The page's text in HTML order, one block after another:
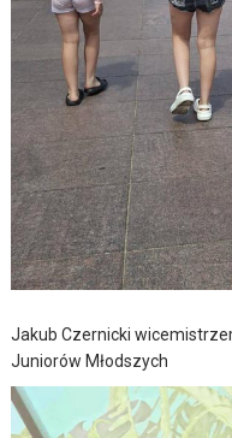
Jakub Czernicki
Juniorów Młodszych